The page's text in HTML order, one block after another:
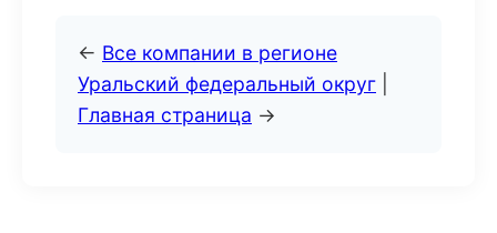
← Все компании в регионе
Уральский федеральный округ
Главная страница →